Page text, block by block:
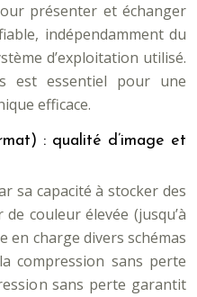
présenter et échanger
indépendamment du
d’exploitation utilisé.
est essentiel pour une
efficace.
: qualité d’image et
sa capacité à stocker des
couleur élevée (jusqu’à
en charge divers schémas
compression sans perte
sans perte garantit